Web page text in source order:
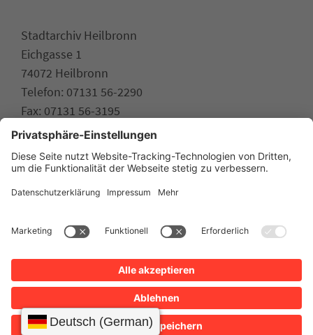
Stadtarchiv Heilbronn
Eichgasse 1
74072 Heilbronn
Telefon: 07131 56-2290
Fax: 07131 56-3195
stadtarchiv.heilbronn.de
www.heilbronn.de
Datenschutz